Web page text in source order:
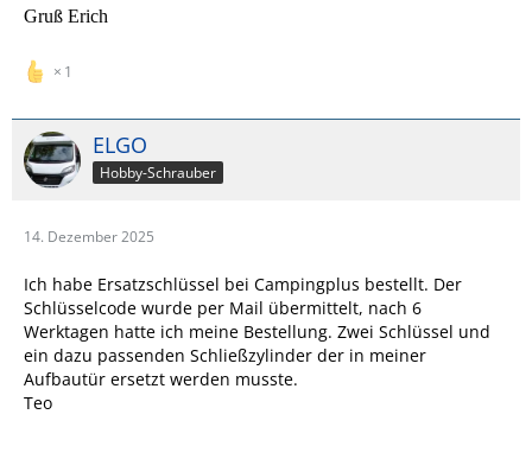
Gruß Erich
1
ELGO
Hobby-Schrauber
14. Dezember 2025
Ich habe Ersatzschlüssel bei Campingplus bestellt. Der
Schlüsselcode wurde per Mail übermittelt, nach 6
Werktagen hatte ich meine Bestellung. Zwei Schlüssel und
ein dazu passenden Schließzylinder der in meiner
Aufbautür ersetzt werden musste.
Teo